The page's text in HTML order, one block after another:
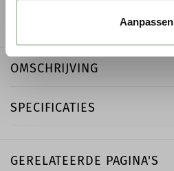
Aanpassen
OMSCHRIJVING
SPECIFICATIES
GERELATEERDE PAGINA'S